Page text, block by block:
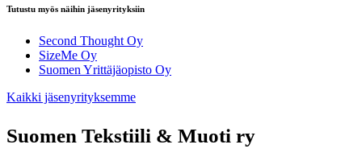
Tutustu myös näihin jäsenyrityksiin
Second Thought Oy
SizeMe Oy
Suomen Yrittäjäopisto Oy
Kaikki jäsenyrityksemme
Suomen Tekstiili & Muoti ry